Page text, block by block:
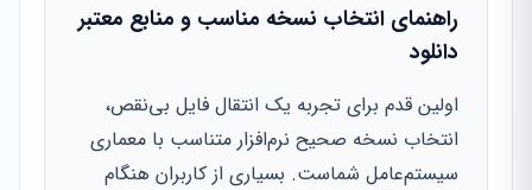
راهنمای انتخاب نسخه مناسب و منابع معتبر
دانلود
اولین قدم برای تجربه یک انتقال فایل بی‌نقص،
انتخاب نسخه صحیح نرم‌افزار متناسب با معماری
سیستم‌عامل شماست. بسیاری از کاربران هنگام